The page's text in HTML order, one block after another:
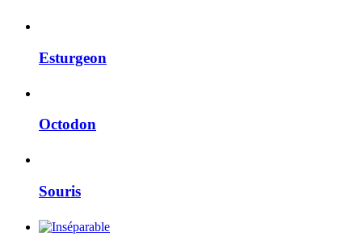
Esturgeon
Octodon
Souris